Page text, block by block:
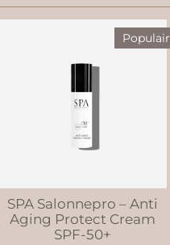
Populair
SPA Salonnepro – Anti
Aging Protect Cream
SPF-50+